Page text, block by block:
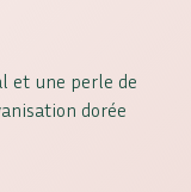
et une perle de
dorée